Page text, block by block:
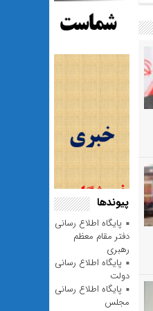
پیوندها
پایگاه اطلاع رسانی
دفتر مقام معظم
رهبری
پایگاه اطلاع رسانی
دولت
پایگاه اطلاع رسانی
مجلس